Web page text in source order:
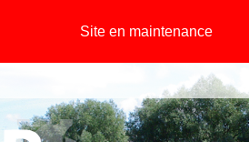
Site en maintenance